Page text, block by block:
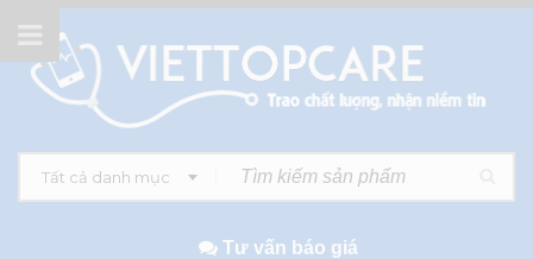
Tất cả danh mục
Tư vấn báo giá